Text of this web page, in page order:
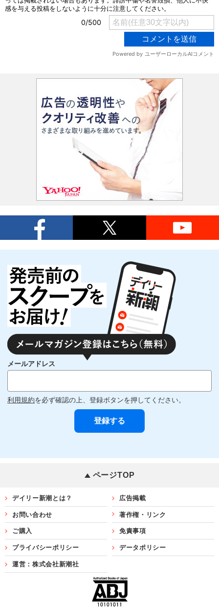
メールアドレス
利用規約を必ず確認の上、登録ボタンを押してください。
ページTOP
デイリー新潮とは？ 広告掲載
お問い合わせ 著作権・リンク
ご購入 免責事項
プライバシーポリシー データポリシー
運営：株式会社新潮社